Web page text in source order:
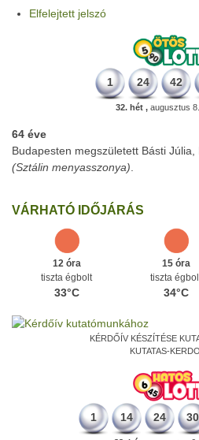
Elfelejtett jelszó
1 24 42
32. hét ,augusztus
64 éve
Budapesten megszületett Básti
(Sztálin menyasszonya)
VÁRHATÓ IDŐJÁRÁS
12 óra
tiszta égbolt
33°C
15 óra
tiszta
34°C
KÉRDŐÍV KÉSZÍTÉSE
KUTATAS-
1 14 24 30